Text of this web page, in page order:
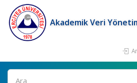
Akademik Veri
Ara